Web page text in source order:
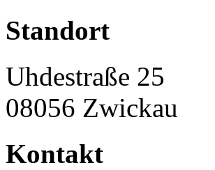
Standort
Uhdestraße 25
08056 Zwickau
Kontakt